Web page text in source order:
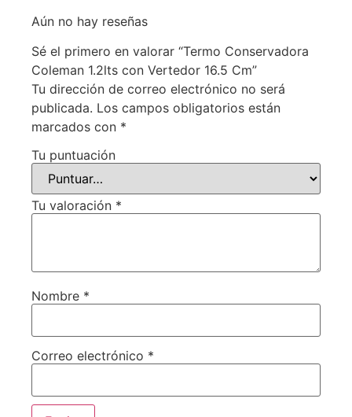
Aún no hay reseñas
Sé el primero en valorar “Termo Conservadora
Coleman 1.2lts con Vertedor 16.5 Cm”
Tu dirección de correo electrónico no será
publicada. Los campos obligatorios están
marcados con *
Tu puntuación
Tu valoración *
Nombre *
Correo electrónico *